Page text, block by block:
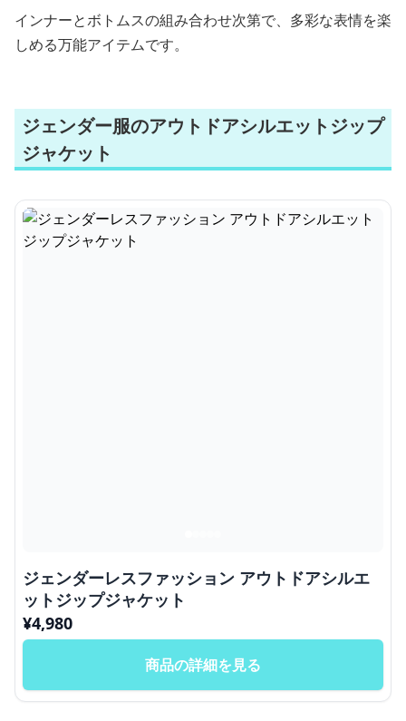
インナーとボトムスの組み合わせ次第で、多彩な表情を楽
しめる万能アイテムです。
ジェンダー服のアウトドアシルエットジップ
ジャケット
ジェンダーレスファッション アウトドアシルエ
ットジップジャケット
¥4,980
商品の詳細を見る